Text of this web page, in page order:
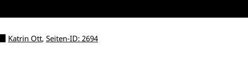
Katrin Ott, Seiten-ID: 2694